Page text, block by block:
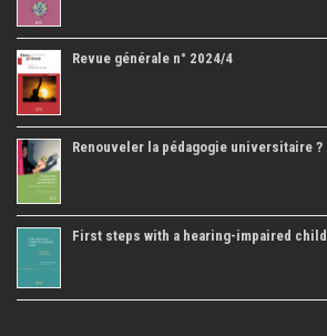
Revue générale n° 2024/4
Renouveler la pédagogie universitaire ?
First steps with a hearing-impaired child